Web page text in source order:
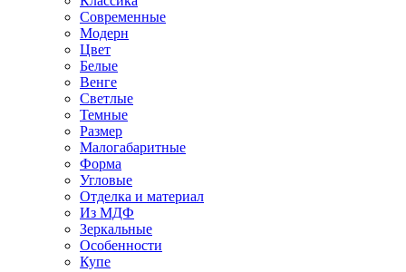
Современные
Модерн
Цвет
Белые
Венге
Светлые
Темные
Размер
Малогабаритные
Форма
Угловые
Отделка и материал
Из МДФ
Зеркальные
Особенности
Купе